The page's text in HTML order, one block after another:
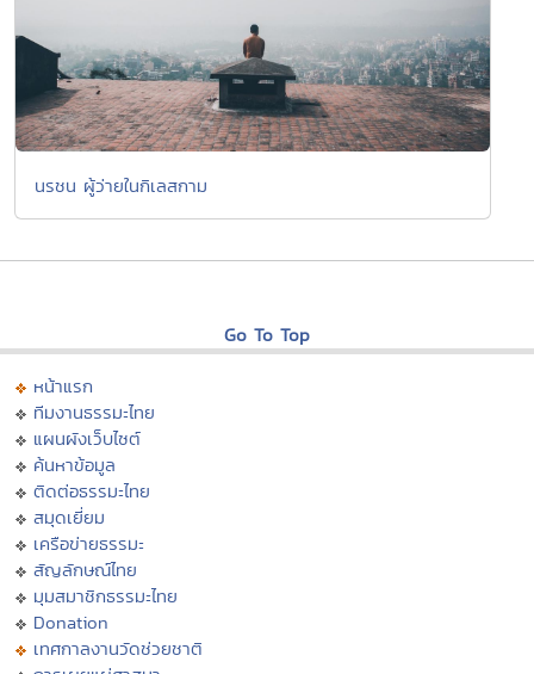
นรชน ผู้ว่ายในกิเลสกาม
Go To Top
หน้าแรก
ทีมงานธรรมะไทย
แผนผังเว็บไซต์
ค้นหาข้อมูล
ติดต่อธรรมะไทย
สมุดเยี่ยม
เครือข่ายธรรมะ
สัญลักษณ์ไทย
มุมสมาชิกธรรมะไทย
Donation
เทศกาลงานวัดช่วยชาติ